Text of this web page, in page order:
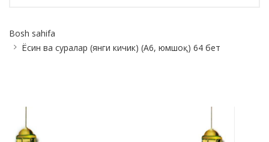
Breadcrumb
Bosh sahifa
Ёсин ва суралар (янги кичик) (А6, юмшоқ) 64 бет